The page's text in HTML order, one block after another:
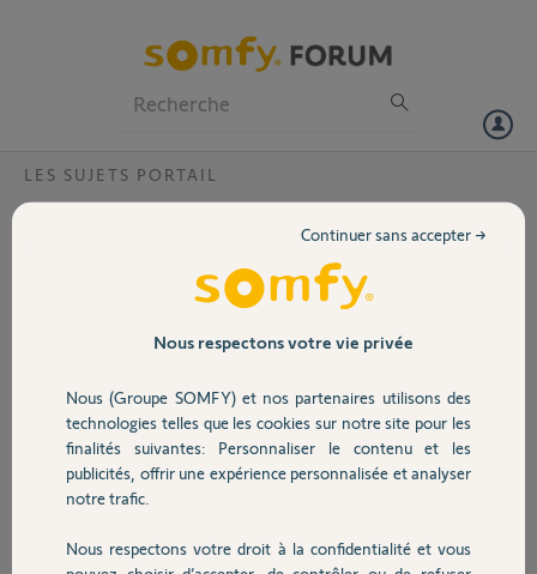
Volet
Sécurité
Domotique
Chauffage
LES SUJETS PORTAIL
Elixo 500 IO automatisme
Je possède un portail avec système Elixo 500 IO connecté à la
Serait il possible de rendre l’ouverture automatique quand j'arrive
dans ma rue . (détection de mon smartphone)
jean Christophe
Jean Christophe L.
il y a plus de 6 ans
Nous respectons votre vie privée
Nous (Groupe SOMFY) et nos partenaires utilisons des
technologies telles que les cookies sur notre site pour les
finalités suivantes: Personnaliser le contenu et les
publicités, offrir une expérience personnalisée et analyser
notre trafic.
Nous respectons votre droit à la confidentialité et vous
Continuer sans accepter →